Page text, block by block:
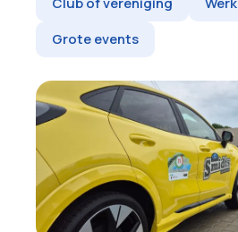
Grote events